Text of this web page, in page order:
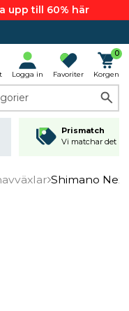
upp till 60% här
Logga in Favoriter
0
Korgen
Prismatch
Vi matchar det
Shimano